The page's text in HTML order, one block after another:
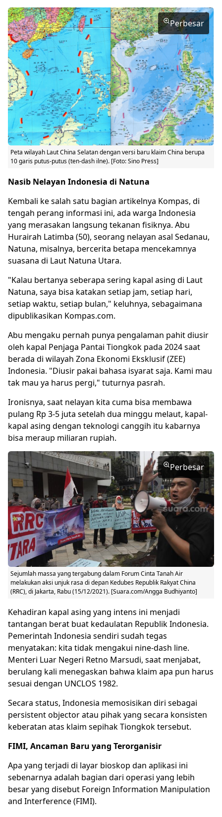
Perbesar
Peta wilayah Laut China Selatan dengan versi baru klaim China berupa
10 garis putus-putus (ten-dash ilne). [Foto: Sino Press]
Nasib Nelayan Indonesia di Natuna
Kembali ke salah satu bagian artikelnya Kompas, di
tengah perang informasi ini, ada warga Indonesia
yang merasakan langsung tekanan fisiknya. Abu
Hurairah Latimba (50), seorang nelayan asal Sedanau,
Natuna, misalnya, bercerita betapa mencekamnya
suasana di Laut Natuna Utara.
"Kalau bertanya seberapa sering kapal asing di Laut
Natuna, saya bisa katakan setiap jam, setiap hari,
setiap waktu, setiap bulan," keluhnya, sebagaimana
dipublikasikan Kompas.com.
Abu mengaku pernah punya pengalaman pahit diusir
oleh kapal Penjaga Pantai Tiongkok pada 2024 saat
berada di wilayah Zona Ekonomi Eksklusif (ZEE)
Indonesia. "Diusir pakai bahasa isyarat saja. Kami mau
tak mau ya harus pergi," tuturnya pasrah.
Ironisnya, saat nelayan kita cuma bisa membawa
pulang Rp 3-5 juta setelah dua minggu melaut, kapal-
kapal asing dengan teknologi canggih itu kabarnya
bisa meraup miliaran rupiah.
Perbesar
Sejumlah massa yang tergabung dalam Forum Cinta Tanah Air
melakukan aksi unjuk rasa di depan Kedubes Republik Rakyat China
(RRC), di Jakarta, Rabu (15/12/2021). [Suara.com/Angga Budhiyanto]
Kehadiran kapal asing yang intens ini menjadi
tantangan berat buat kedaulatan Republik Indonesia.
Pemerintah Indonesia sendiri sudah tegas
menyatakan: kita tidak mengakui nine-dash line.
Menteri Luar Negeri Retno Marsudi, saat menjabat,
berulang kali menegaskan bahwa klaim apa pun harus
sesuai dengan UNCLOS 1982.
Secara status, Indonesia memosisikan diri sebagai
persistent objector atau pihak yang secara konsisten
keberatan atas klaim sepihak Tiongkok tersebut.
FIMI, Ancaman Baru yang Terorganisir
Apa yang terjadi di layar bioskop dan aplikasi ini
sebenarnya adalah bagian dari operasi yang lebih
besar yang disebut Foreign Information Manipulation
and Interference (FIMI).